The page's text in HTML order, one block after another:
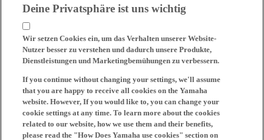
Deine Privatsphäre ist uns wichtig
Wir setzen Cookies ein, um das Verhalten unserer Website-
Nutzer besser zu verstehen und dadurch unsere Produkte,
Dienstleistungen und Marketingbemühungen zu verbessern.
If you continue without changing your settings, we'll assume
that you are happy to receive all cookies on the Yamaha
website. However, If you would like to, you can change your
cookie settings at any time. To learn more about the cookies
related to our website, how we use them and their benefits,
please read the "How Does Yamaha use cookies" section on